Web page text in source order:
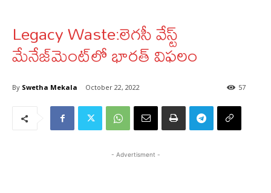
Legacy Waste:లెగసీ వేస్ట్
మేనేజ్‌మెంట్‌లో భారత్ విఫలం
By Swetha Mekala October 22, 2022 57
- Advertisment -